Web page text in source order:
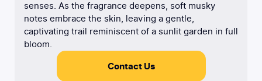
senses. As the fragrance deepens, soft musky
notes embrace the skin, leaving a gentle,
captivating trail reminiscent of a sunlit garden in full
bloom.
Contact Us